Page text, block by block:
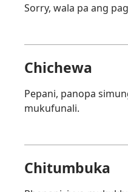
Sorry, wala pa ang
Chichewa
Pepani, panopa
mukufunali.
Chitumbuka